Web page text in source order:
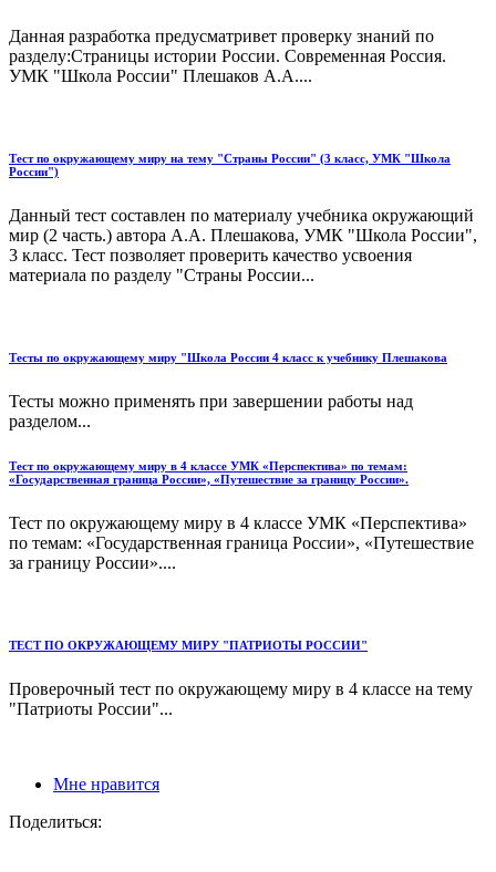
Данная разработка предусматривет проверку знаний по
разделу:Страницы истории России. Современная Россия.
УМК "Школа России" Плешаков А.А....
Тест по окружающему миру на тему "Страны России" (3 класс, УМК "Школа
России")
Данный тест составлен по материалу учебника окружающий
мир (2 часть.) автора А.А. Плешакова, УМК "Школа России",
3 класс. Тест позволяет проверить качество усвоения
материала по разделу "Страны России...
Тесты по окружающему миру "Школа России 4 класс к учебнику Плешакова
Тесты можно применять при завершении работы над
разделом...
Тест по окружающему миру в 4 классе УМК «Перспектива» по темам:
«Государственная граница России», «Путешествие за границу России».
Тест по окружающему миру в 4 классе УМК «Перспектива»
по темам: «Государственная граница России», «Путешествие
за границу России»....
ТЕСТ ПО ОКРУЖАЮЩЕМУ МИРУ "ПАТРИОТЫ РОССИИ"
Проверочный тест по окружающему миру в 4 классе на тему
"Патриоты России"...
Мне нравится
Поделиться: